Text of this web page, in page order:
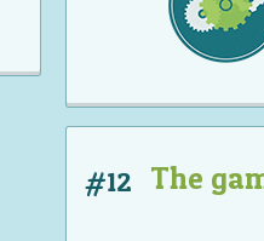
#12 The